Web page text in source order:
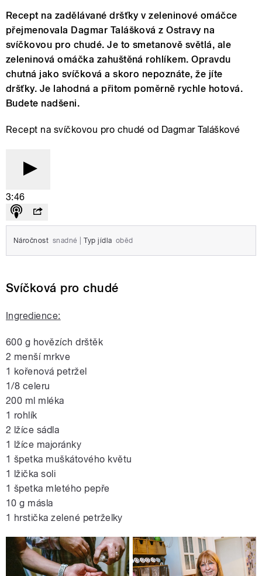
Recept na zadělávané dršťky v zeleninové omáčce
přejmenovala Dagmar Talášková z Ostravy na
svíčkovou pro chudé. Je to smetanově světlá, ale
zeleninová omáčka zahuštěná rohlíkem. Opravdu
chutná jako svíčková a skoro nepoznáte, že jíte
dršťky. Je lahodná a přitom poměrně rychle hotová.
Budete nadšeni.
Recept na svíčkovou pro chudé od Dagmar Taláškové
3:46
Náročnost snadné Typ jídla oběd
Svíčková pro chudé
Ingredience:
600 g hovězích drštěk
2 menší mrkve
1 kořenová petržel
1/8 celeru
200 ml mléka
1 rohlík
2 lžíce sádla
1 lžíce majoránky
1 špetka muškátového květu
1 lžička soli
1 špetka mletého pepře
10 g másla
1 hrstička zelené petrželky